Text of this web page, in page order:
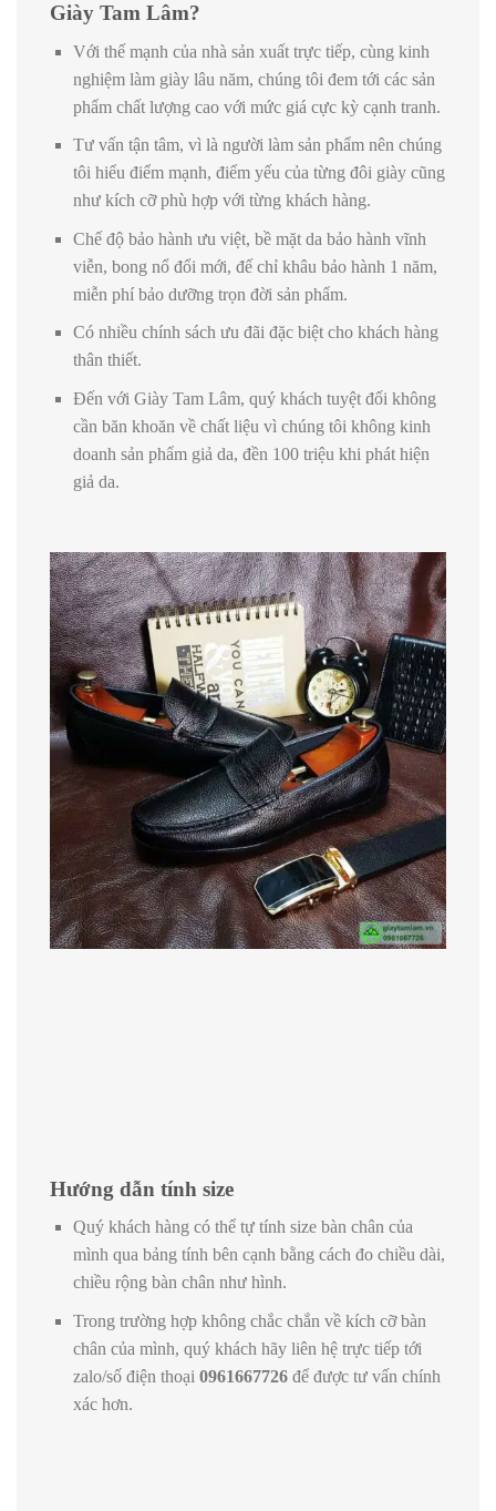
Giày Tam Lâm?
Với thế mạnh của nhà sản xuất trực tiếp, cùng kinh
nghiệm làm giày lâu năm, chúng tôi đem tới các sản
phẩm chất lượng cao với mức giá cực kỳ cạnh tranh.
Tư vấn tận tâm, vì là người làm sản phẩm nên chúng
tôi hiểu điểm mạnh, điểm yếu của từng đôi giày cũng
như kích cỡ phù hợp với từng khách hàng.
Chế độ bảo hành ưu việt, bề mặt da bảo hành vĩnh
viễn, bong nổ đổi mới, đế chỉ khâu bảo hành 1 năm,
miễn phí bảo dưỡng trọn đời sản phẩm.
Có nhiều chính sách ưu đãi đặc biệt cho khách hàng
thân thiết.
Đến với Giày Tam Lâm, quý khách tuyệt đối không
cần băn khoăn về chất liệu vì chúng tôi không kinh
doanh sản phẩm giả da, đền 100 triệu khi phát hiện
giả da.
Hướng dẫn tính size
Quý khách hàng có thể tự tính size bàn chân của
mình qua bảng tính bên cạnh bằng cách đo chiều dài,
chiều rộng bàn chân như hình.
Trong trường hợp không chắc chắn về kích cỡ bàn
chân của mình, quý khách hãy liên hệ trực tiếp tới
zalo/số điện thoại 0961667726để được tư vấn chính
xác hơn.